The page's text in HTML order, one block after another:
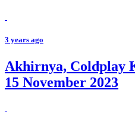
3 years ago
Akhirnya, Coldplay
15 November 2023